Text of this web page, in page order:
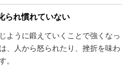
られ慣れていない
ように鍛えていくことで強くなっ
、人から怒られたり、挫折を味わ